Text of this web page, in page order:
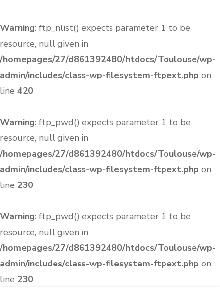
Warning: ftp_nlist() expects parameter 1 to be
resource, null given in
/homepages/27/d861392480/htdocs/Toulouse/wp-
admin/includes/class-wp-filesystem-ftpext.php on
line 420
Warning: ftp_pwd() expects parameter 1 to be
resource, null given in
/homepages/27/d861392480/htdocs/Toulouse/wp-
admin/includes/class-wp-filesystem-ftpext.php on
line 230
Warning: ftp_pwd() expects parameter 1 to be
resource, null given in
/homepages/27/d861392480/htdocs/Toulouse/wp-
admin/includes/class-wp-filesystem-ftpext.php on
line 230